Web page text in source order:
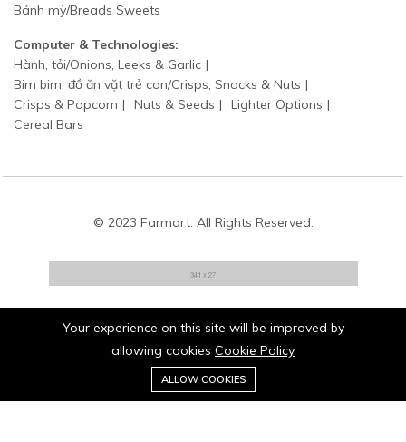
Bánh mỳ/Breads Sweets
Computer & Technologies:
Hành, tỏi/Onions, Leeks & Garlic
Bim bim, đồ ăn vặt trẻ con/Crisps, Snacks & Nuts
Crisps & Popcorn
Nuts & Seeds
Lighter Options
Cereal Bars
© 2023 Farmart. All Rights Reserved.
Stay connected:
0
Cart
Your experience on this site will be improved by
allowing cookies Cookie Policy
ALLOW COOKIES